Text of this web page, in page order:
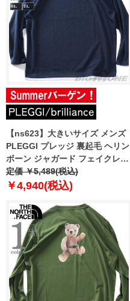
【ns623】大きいサイズ メンズ
PLEGGI プレッジ 裏起毛 ヘリン
ボーン ジャガード フェイクレイ
ヤード Vネック 長袖 Tシャツ 65-
88151-2
定価 ￥5,489(税込)
￥4,940(税込)